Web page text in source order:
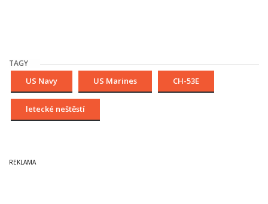
TAGY
US Navy US Marines CH-53E
letecké neštěstí